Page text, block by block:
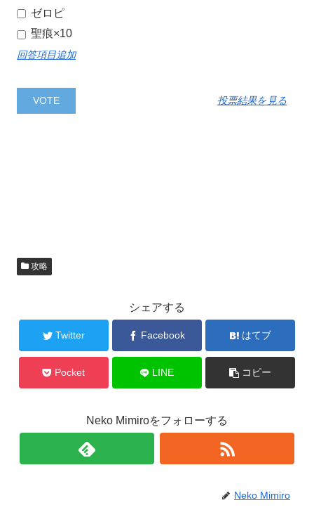
ゼロピ
聖痕×10
回答項目追加
投票結果を見る
攻略
シェアする
Twitter Facebook はてブ
Pocket LINE コピー
Neko Mimiroをフォローする
Neko Mimiro